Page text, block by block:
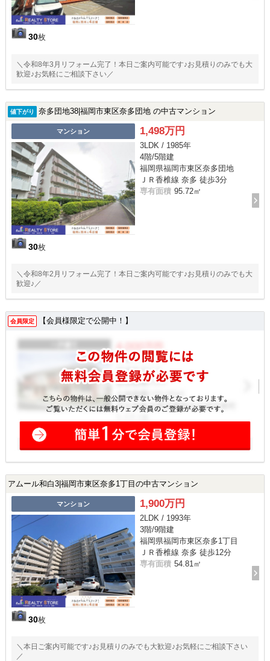
30枚
＼令和8年3月リフォーム完了！本日ご案内可能です♪お見積りのみでも大
歓迎♪お気軽にご相談下さい／
値下がり 奈多団地38|福岡市東区奈多団地 の中古マンション
マンション
30枚
1,498万円
3LDK / 1985年
4階/5階建
福岡県福岡市東区奈多団地
ＪＲ香椎線 奈多 徒歩3分
専有面積 95.72㎡
＼令和8年2月リフォーム完了！本日ご案内可能です♪お見積りのみでも大
歓迎♪／
会員限定 【会員様限定で公開中！】
アムール和白3|福岡市東区奈多1丁目の中古マンション
マンション
30枚
1,900万円
2LDK / 1993年
3階/9階建
福岡県福岡市東区奈多1丁目
ＪＲ香椎線 奈多 徒歩12分
専有面積 54.81㎡
＼本日ご案内可能です♪お見積りのみでも大歓迎♪お気軽にご相談下さい
／